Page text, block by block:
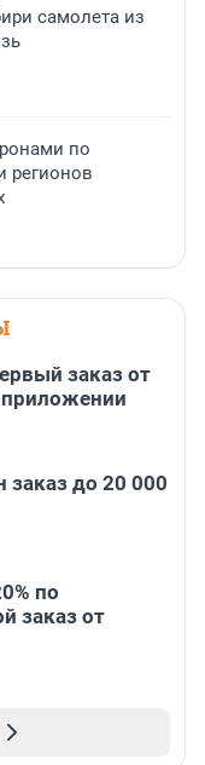
самолета из
по
регионов
заказ от
приложении
заказ до 20 000
по
заказ от